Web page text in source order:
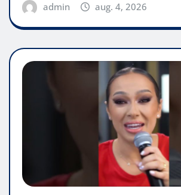
admin aug. 4, 2026